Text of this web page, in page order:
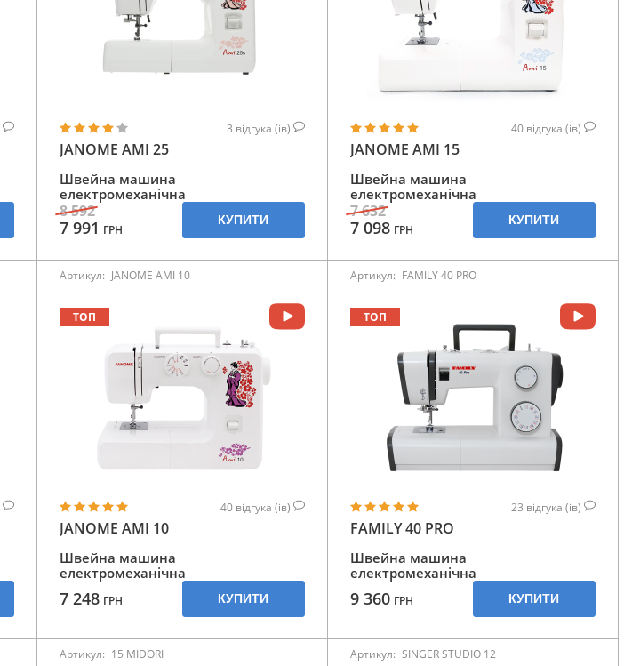
3 відгука (ів)
JANOME AMI 25
Швейна машина
електромеханічна
8 592
7 991 ГРН
КУПИТИ
40 відгука (ів)
JANOME AMI 15
Швейна машина
електромеханічна
7 632
7 098 ГРН
КУПИТИ
Артикул: JANOME AMI 10
ТОП
40 відгука (ів)
JANOME AMI 10
Швейна машина
електромеханічна
7 248 ГРН КУПИТИ
Артикул: FAMILY 40 PRO
ТОП
23 відгука (ів)
FAMILY 40 PRO
Швейна машина
електромеханічна
9 360 ГРН КУПИТИ
Артикул: 15 MIDORI Артикул: SINGER STUDIO 12